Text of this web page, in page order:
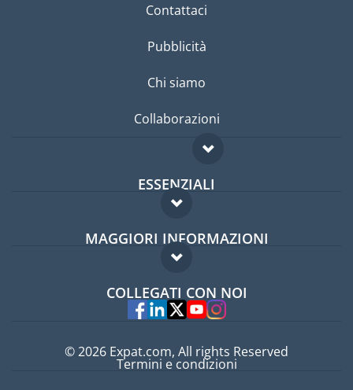
Contattaci
Pubblicità
Chi siamo
Collaborazioni
ESSENZIALI
Forum per expat
Guida per expat
MAGGIORI INFORMAZIONI
Domande frequenti
Esperti
COLLEGATI CON NOI
© 2026 Expat.com, All rights Reserved
Termini e condizioni